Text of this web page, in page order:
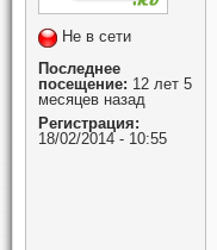
Не в сети
Последнее
посещение: 12 лет 5
месяцев назад
Регистрация:
18/02/2014 - 10:55